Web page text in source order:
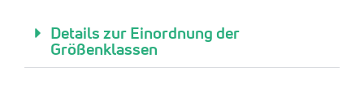
Details zur Einordnung der
Größenklassen